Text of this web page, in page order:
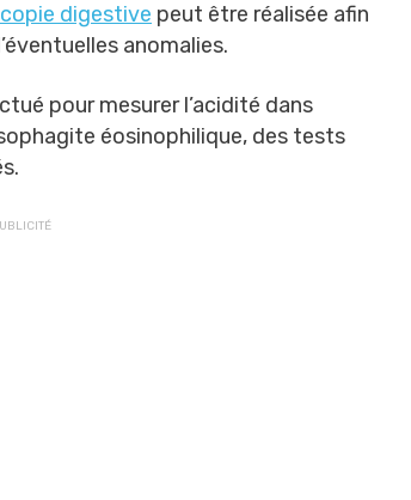
digestive peut être réalisée afin
anomalies.
pour mesurer l’acidité dans
éosinophilique, des tests